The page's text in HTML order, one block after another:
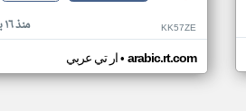
منذ ١٦ يوم KK57ZE
ار تي عربي• arabic.rt.com